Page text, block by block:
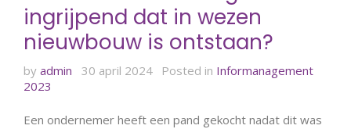
ingrijpend dat in wezen
nieuwbouw is ontstaan?
by admin 30 april 2024 Posted in Informanagement
2023
Een ondernemer heeft een pand gekocht nadat dit was